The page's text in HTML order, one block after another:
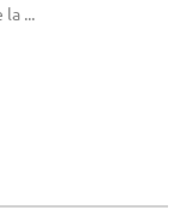
...